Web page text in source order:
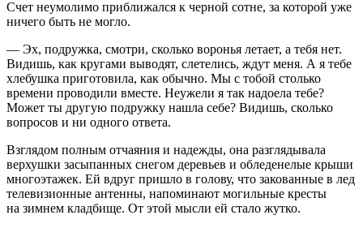
Счет неумолимо приближался к черной сотне, за которой уже
ничего быть не могло.
— Эх, подружка, смотри, сколько воронья летает, а тебя нет.
Видишь, как кругами выводят, слетелись, ждут меня. А я тебе
хлебушка приготовила, как обычно. Мы с тобой столько
времени проводили вместе. Неужели я так надоела тебе?
Может ты другую подружку нашла себе? Видишь, сколько
вопросов и ни одного ответа.
Взглядом полным отчаяния и надежды, она разглядывала
верхушки засыпанных снегом деревьев и обледенелые крыши
многоэтажек. Ей вдруг пришло в голову, что закованные в лед
телевизионные антенны, напоминают могильные кресты
на зимнем кладбище. От этой мысли ей стало жутко.